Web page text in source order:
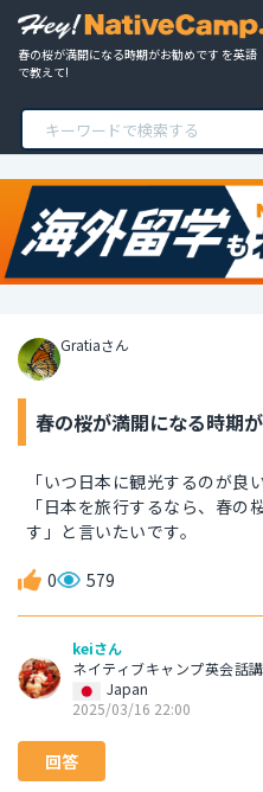
春の桜が満開になる時期がお勧めです を英語
で教えて!
Gratiaさん
春の桜が満開になる時期
「いつ日本に観光するのが良
「日本を旅行するなら、春
す」と言いたいです。
0 579
keiさん
ネイティブキャンプ英会話
Japan
2025/03/16 22:00
回答